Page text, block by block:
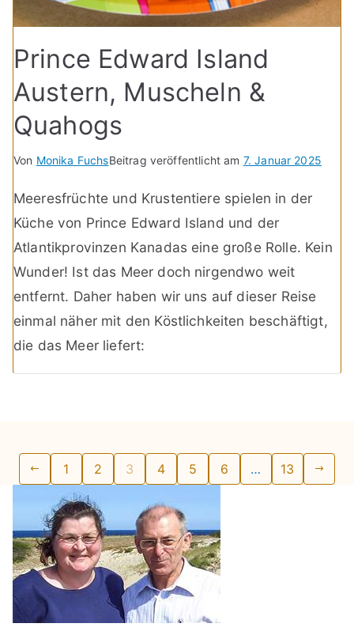
Prince Edward Island
Austern, Muscheln &
Quahogs
Von Monika FuchsBeitrag veröffentlicht am 7. Januar 2025
Meeresfrüchte und Krustentiere spielen in der
Küche von Prince Edward Island und der
Atlantikprovinzen Kanadas eine große Rolle. Kein
Wunder! Ist das Meer doch nirgendwo weit
entfernt. Daher haben wir uns auf dieser Reise
einmal näher mit den Köstlichkeiten beschäftigt,
die das Meer liefert:
Seitennummerierung
der
Beiträge
1 2 3 4 5 6 … 13